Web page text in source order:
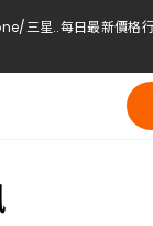
三星..每日最新價格行
三星..每日最新價格
三星..每日最新價格